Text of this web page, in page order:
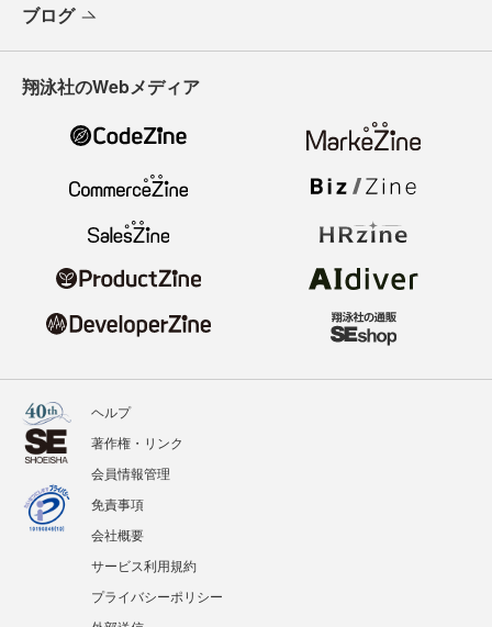
ブログ
翔泳社のWebメディア
ヘルプ
著作権・リンク
会員情報管理
免責事項
会社概要
サービス利用規約
プライバシーポリシー